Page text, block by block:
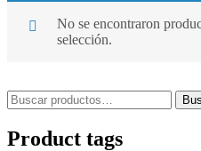
No se encontraron
selección.
Product tags